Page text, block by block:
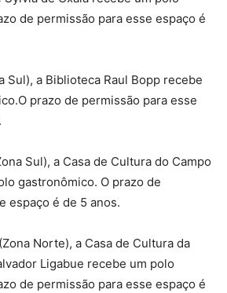
de permissão para esse espaço é
Sul), a Biblioteca Raul Bopp recebe
prazo de permissão para esse
Sul), a Casa de Cultura do Campo
gastronômico. O prazo de
espaço é de 5 anos.
(Zona Norte), a Casa de Cultura da
Ligabue recebe um polo
de permissão para esse espaço é